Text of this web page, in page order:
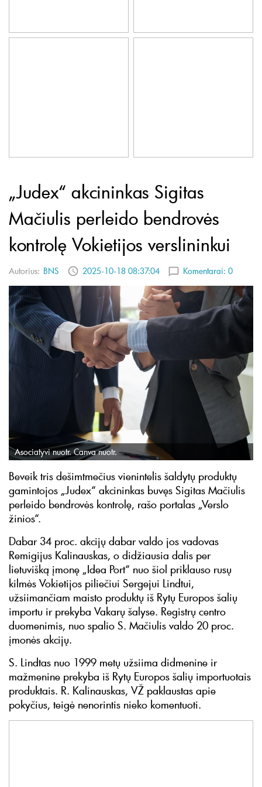
„Judex“ akcininkas Sigitas
Mačiulis perleido bendrovės
kontrolę Vokietijos verslininkui
Autorius: BNS 2025-10-18 08:37:04 Komentarai: 0
Asociatyvi nuotr. Canva nuotr.
Beveik tris dešimtmečius vienintelis šaldytų produktų
gamintojos „Judex“ akcininkas buvęs Sigitas Mačiulis
perleido bendrovės kontrolę, rašo portalas „Verslo
žinios“.
Dabar 34 proc. akcijų dabar valdo jos vadovas
Remigijus Kalinauskas, o didžiausia dalis per
lietuvišką įmonę „Idea Port“ nuo šiol priklauso rusų
kilmės Vokietijos piliečiui Sergejui Lindtui,
užsiimančiam maisto produktų iš Rytų Europos šalių
importu ir prekyba Vakarų šalyse. Registrų centro
duomenimis, nuo spalio S. Mačiulis valdo 20 proc.
įmonės akcijų.
S. Lindtas nuo 1999 metų užsiima didmenine ir
mažmenine prekyba iš Rytų Europos šalių importuotais
produktais. R. Kalinauskas, VŽ paklaustas apie
pokyčius, teigė nenorintis nieko komentuoti.